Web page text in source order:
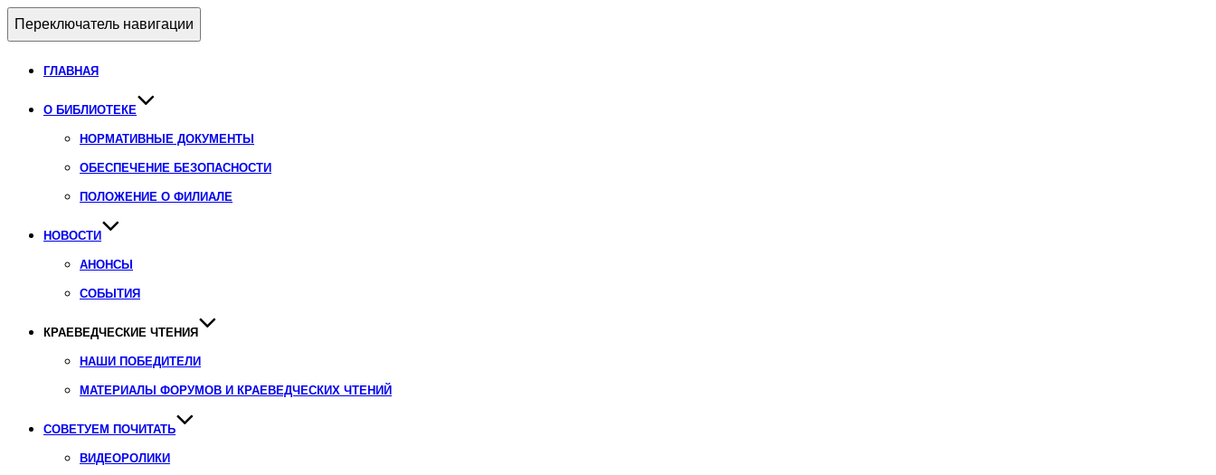
Переключатель навигации
ГЛАВНАЯ
О БИБЛИОТЕКЕ
НОРМАТИВНЫЕ ДОКУМЕНТЫ
ОБЕСПЕЧЕНИЕ БЕЗОПАСНОСТИ
ПОЛОЖЕНИЕ О ФИЛИАЛЕ
НОВОСТИ
АНОНСЫ
СОБЫТИЯ
КРАЕВЕДЧЕСКИЕ ЧТЕНИЯ
НАШИ ПОБЕДИТЕЛИ
МАТЕРИАЛЫ ФОРУМОВ И КРАЕВЕДЧЕСКИХ ЧТЕНИЙ
СОВЕТУЕМ ПОЧИТАТЬ
ВИДЕОРОЛИКИ